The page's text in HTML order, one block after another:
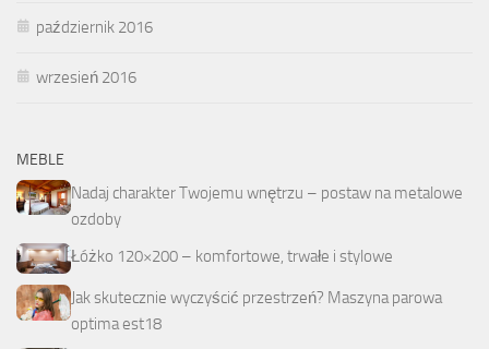
październik 2016
wrzesień 2016
MEBLE
Nadaj charakter Twojemu wnętrzu – postaw na metalowe
ozdoby
Łóżko 120×200 – komfortowe, trwałe i stylowe
Jak skutecznie wyczyścić przestrzeń? Maszyna parowa
optima est18